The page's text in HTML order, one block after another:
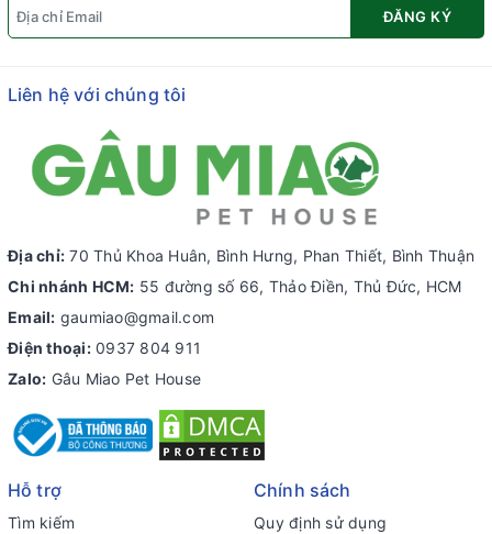
ĐĂNG KÝ
Liên hệ với chúng tôi
Địa chỉ: 70 Thủ Khoa Huân, Bình Hưng, Phan Thiết, Bình Thuận
Chi nhánh HCM: 55 đường số 66, Thảo Điền, Thủ Đức, HCM
Email: gaumiao@gmail.com
Điện thoại: 0937 804 911
Zalo: Gâu Miao Pet House
Hỗ trợ
Tìm kiếm
Chính sách
Quy định sử dụng